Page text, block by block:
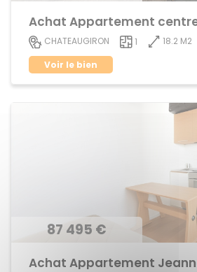
CHATEAUGIRON 1
18.2 M2
Voir le bien
87 495 €